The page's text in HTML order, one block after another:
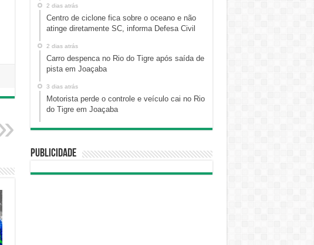
2 dias atrás
Centro de ciclone fica sobre o oceano e não
atinge diretamente SC, informa Defesa Civil
2 dias atrás
Carro despenca no Rio do Tigre após saída de
pista em Joaçaba
3 dias atrás
Motorista perde o controle e veículo cai no Rio
do Tigre em Joaçaba
Publicidade